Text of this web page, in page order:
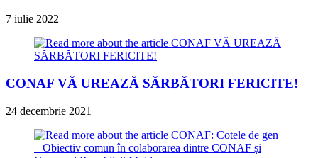
7 iulie 2022
CONAF VĂ UREAZĂ SĂRBĂTORI FERICITE!
24 decembrie 2021